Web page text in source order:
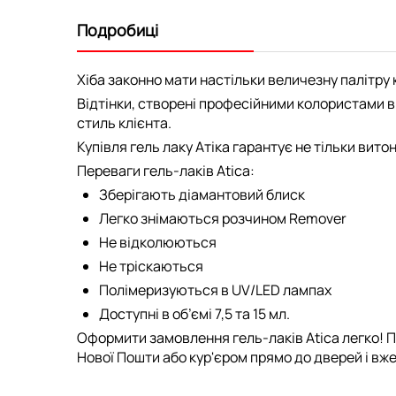
Подробиці
Хіба законно мати настільки величезну
Відтінки, створені професійними колористами
стиль клієнта.
Купівля гель лаку Атіка гарантує не тільки
Переваги гель-лаків Atica:
Зберігають діамантовий блиск
Легко знімаються розчином Remover
Не відколюються
Не тріскаються
Полімеризуються в UV/LED лампах
Доступні в об’ємі 7,5 та 15 мл.
Оформити замовлення гель-лаків Atica легко!
Нової Пошти або кур'єром прямо до дверей і вже